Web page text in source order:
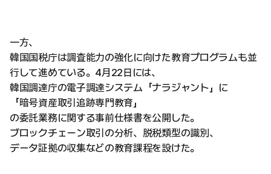
一方、
韓国国税庁は調査能力の強化に向けた教育プログラムも並
行して進めている。4月22日には、
韓国調達庁の電子調達システム「ナラジャント」に
「暗号資産取引追跡専門教育」
の委託業務に関する事前仕様書を公開した。
ブロックチェーン取引の分析、脱税類型の識別、
データ証拠の収集などの教育課程を設けた。